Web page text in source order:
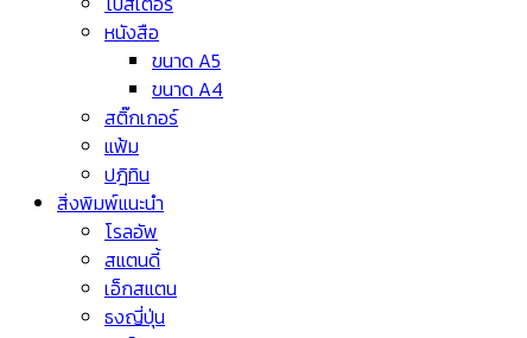
หนังสือ
ขนาด A5
ขนาด A4
สติ๊กเกอร์
แฟ้ม
ปฎิทิน
สิ่งพิมพ์แนะนำ
โรลอัพ
สแตนดี้
เอ็กสแตน
ธงญี่ปุ่น